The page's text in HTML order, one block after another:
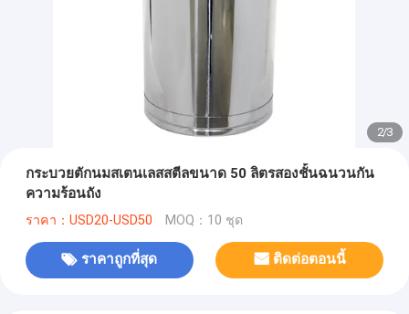
2/3
กระบวยตักนมสเตนเลสสตีลขนาด 50 ลิตรสองชั้นฉนวนกัน
ความร้อนถัง
ราคา：USD20-USD50 MOQ：10 ชุด
ราคาถูกที่สุด ติดต่อตอนนี้